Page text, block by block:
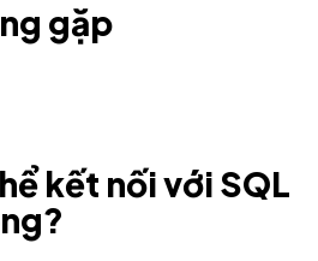
gặp
kết nối với SQL